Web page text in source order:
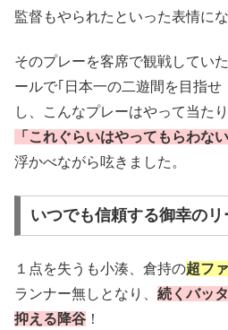
監督もやられたといった表情に
そのプレーを客席で観戦してい
ールで｢日本一の二遊間を目指せ
し、こんなプレーはやって当た
「これぐらいはやってもらわない
浮かべながら呟きました。
いつでも信頼する御幸のリ
１点を失うも小湊、倉持の超フ
ランナー無しとなり、 続くバッ
抑える降谷 ！